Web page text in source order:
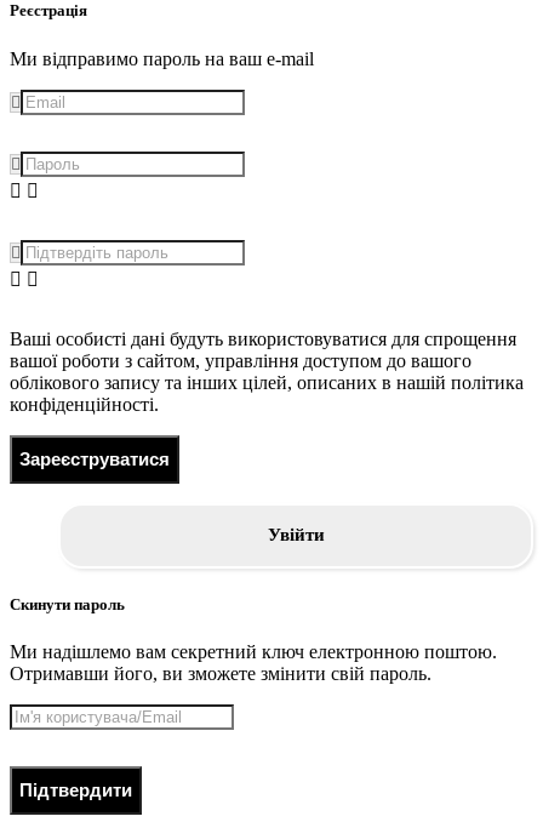
Реєстрація
Ми відправимо пароль на ваш e-mail
Ваші особисті дані будуть використовуватися для спрощення
вашої роботи з сайтом, управління доступом до вашого
облікового запису та інших цілей, описаних в нашій політика
конфіденційності.
Зареєструватися
Увійти
Скинути пароль
Ми надішлемо вам секретний ключ електронною поштою.
Отримавши його, ви зможете змінити свій пароль.
Підтвердити